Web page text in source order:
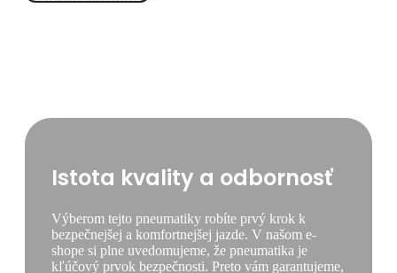
Istota kvality a odbornosť
Výberom tejto pneumatiky robíte prvý krok k
bezpečnejšej a komfortnejšej jazde. V našom e-
shope si plne uvedomujeme, že pneumatika je
kľúčový prvok bezpečnosti. Preto vám garantujeme,